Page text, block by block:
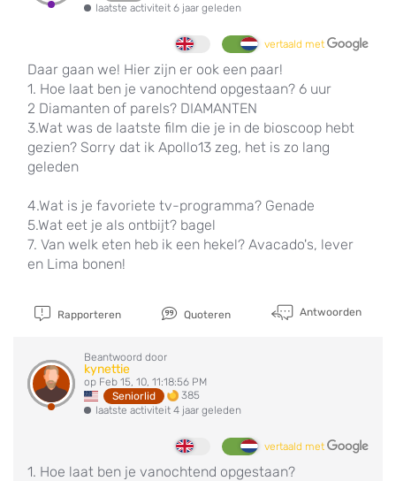
laatste activiteit 6 jaar geleden
vertaald met
Daar gaan we! Hier zijn er ook een paar!
1. Hoe laat ben je vanochtend opgestaan? 6 uur
2 Diamanten of parels? DIAMANTEN
3.Wat was de laatste film die je in de bioscoop hebt
gezien? Sorry dat ik Apollo13 zeg, het is zo lang
geleden
4.Wat is je favoriete tv-programma? Genade
5.Wat eet je als ontbijt? bagel
7. Van welk eten heb ik een hekel? Avacado's, lever
en Lima bonen!
Rapporteren Quoteren Antwoorden
Beantwoord door
kynettie
op Feb 15, 10, 11:18:56 PM
Seniorlid
385
laatste activiteit 4 jaar geleden
vertaald met
1. Hoe laat ben je vanochtend opgestaan?